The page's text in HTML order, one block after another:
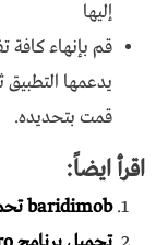
إليها
قم بإنهاء كافة
يدعمها
قمت بتحديده.
اقرأ ايضاً:
baridimob تحميل تطبيق بريدي موب للاندرويد 2023 مجانا